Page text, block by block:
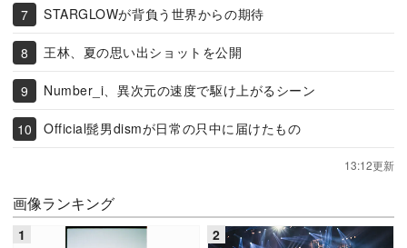
STARGLOWが背負う世界からの期待
王林、夏の思い出ショットを公開
Number_i、異次元の速度で駆け上がるシーン
Official髭男dismが日常の只中に届けたもの
13:12更新
画像ランキング